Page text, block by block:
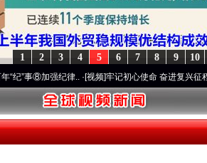
10
9
8
7
6
5
4
3
2
1
强纪律..·[视频]牢记初心使命 奋进复兴征程丨“转折之